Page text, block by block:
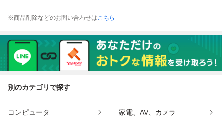
※商品削除などのお問い合わせはこちら
別のカテゴリで探す
コンピュータ 家電、AV、カメラ